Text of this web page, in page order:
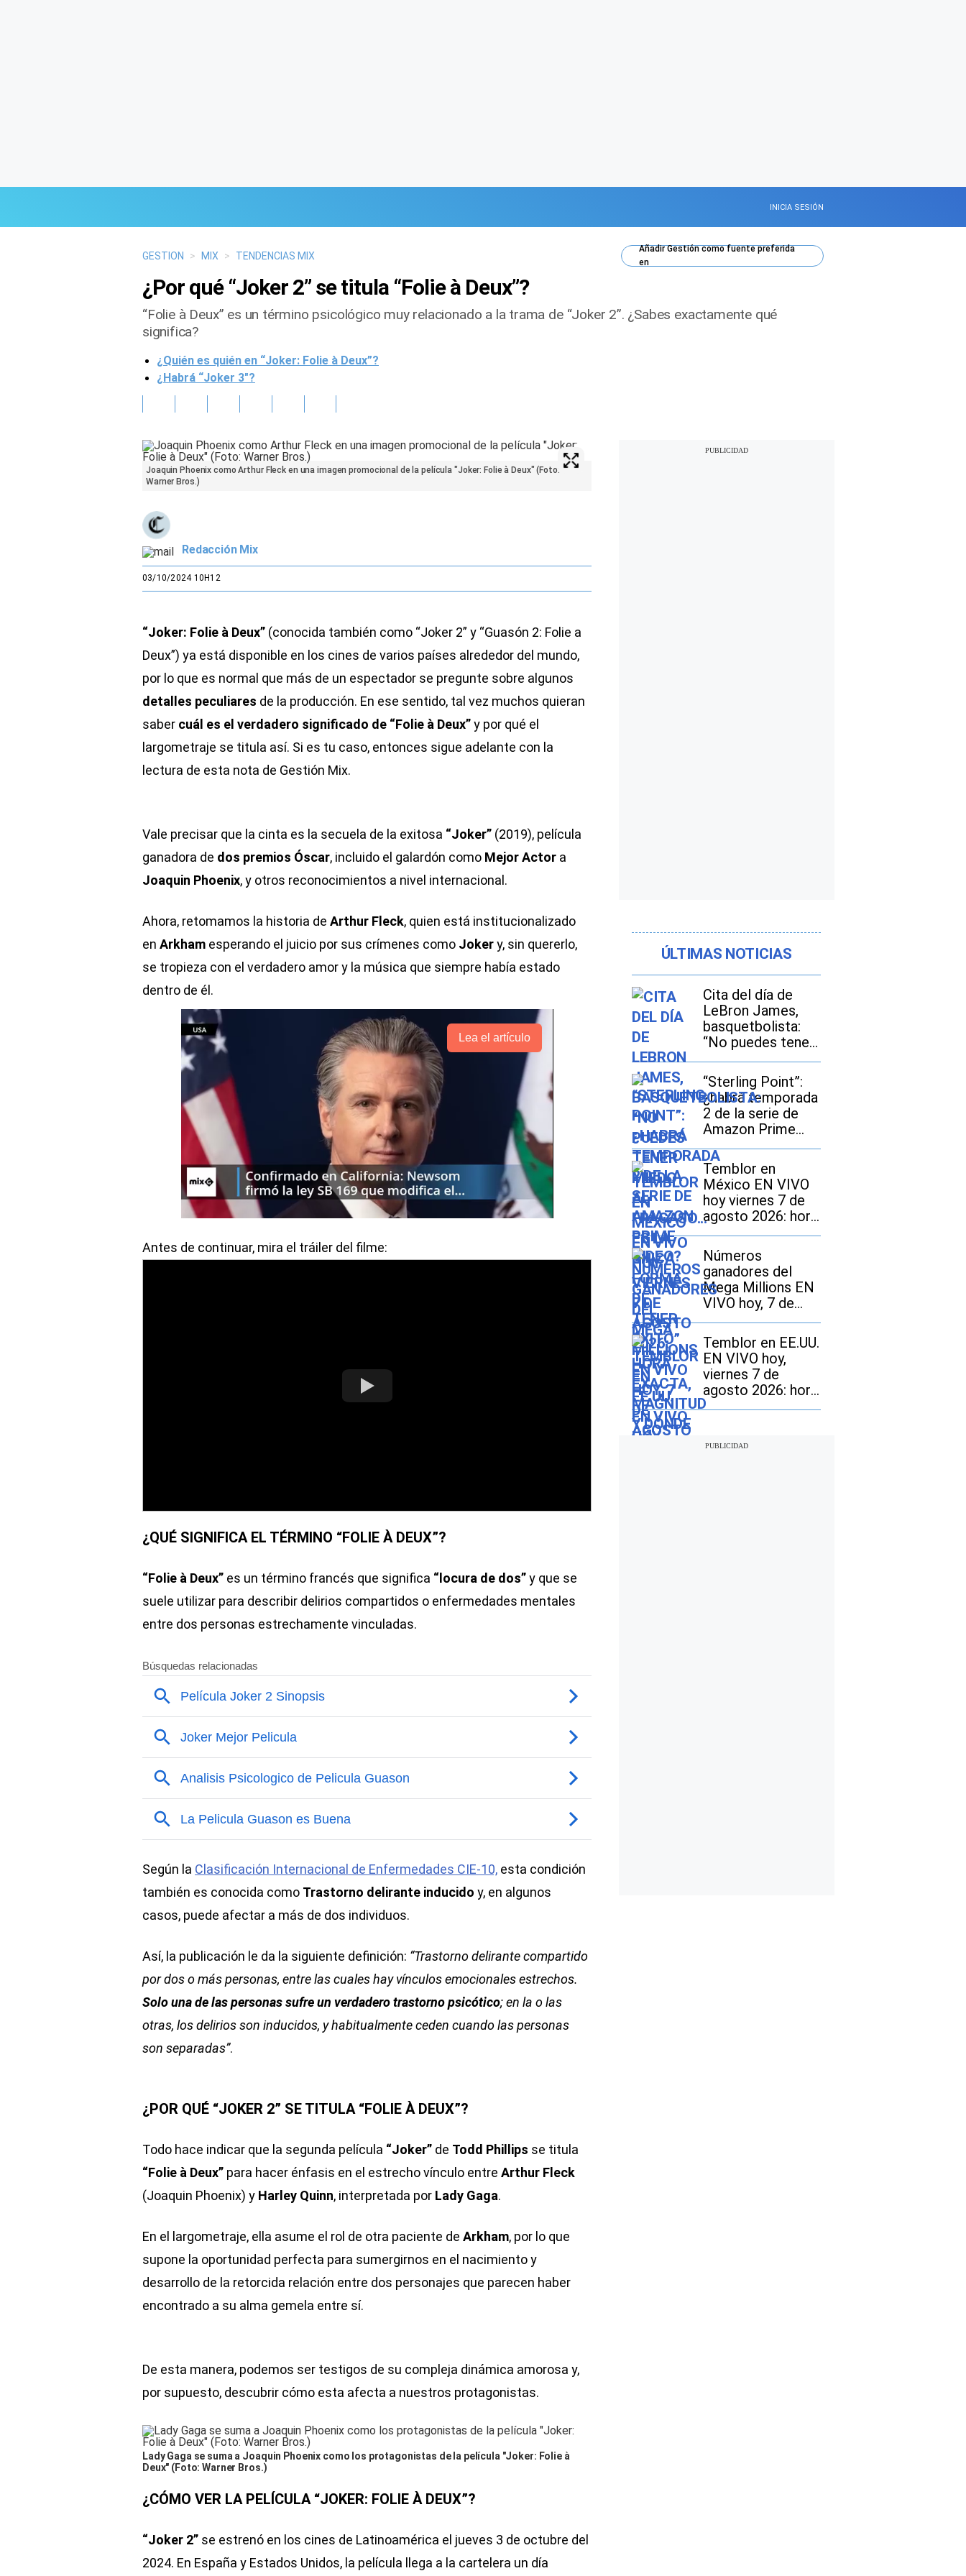
INICIA SESIÓN
GESTION > MIX > TENDENCIAS MIX
AñadirGestióncomo fuente preferida
en
¿Por qué “Joker 2” se titula “Folie à Deux”?
“Folie à Deux” es un término psicológico muy relacionado a la trama de “Joker 2”. ¿Sabes exactamente qué
significa?
¿Quién es quién en “Joker: Folie à Deux”?
¿Habrá “Joker 3″?
Joaquin Phoenix como Arthur Fleck en una imagen promocional de la película "Joker: Folie à Deux" (Foto:
Warner Bros.)
Redacción Mix
03/10/2024 10H12
“Joker: Folie à Deux” (conocida también como “Joker 2” y “Guasón 2: Folie a
Deux”) ya está disponible en los cines de varios países alrededor del mundo,
por lo que es normal que más de un espectador se pregunte sobre algunos
detalles peculiares de la producción. En ese sentido, tal vez muchos quieran
saber cuál es el verdadero significado de “Folie à Deux”y por qué el
largometraje se titula así. Si es tu caso, entonces sigue adelante con la
lectura de esta nota de Gestión Mix.
Vale precisar que la cinta es la secuela de la exitosa “Joker” (2019), película
ganadora de dos premios Óscar, incluido el galardón como Mejor Actor a
Joaquin Phoenix, y otros reconocimientos a nivel internacional.
Ahora, retomamos la historia de Arthur Fleck, quien está institucionalizado
en Arkham esperando el juicio por sus crímenes como Jokery, sin quererlo,
se tropieza con el verdadero amor y la música que siempre había estado
dentro de él.
Lea el artículo
Antes de continuar, mira el tráiler del filme:
¿QUÉ SIGNIFICA EL TÉRMINO “FOLIE À DEUX”?
“Folie à Deux” es un término francés que significa “locura de dos”y que se
suele utilizar para describir delirios compartidos o enfermedades mentales
entre dos personas estrechamente vinculadas.
Según la Clasificación Internacional de Enfermedades CIE-10, esta condición
también es conocida como Trastorno delirante inducido y, en algunos
casos, puede afectar a más de dos individuos.
Así, la publicación le da la siguiente definición: “Trastorno delirante compartido
por dos o más personas, entre las cuales hay vínculos emocionales estrechos.
Solo una de las personas sufre un verdadero trastorno psicótico; en la o las
otras, los delirios son inducidos, y habitualmente ceden cuando las personas
son separadas”.
¿POR QUÉ “JOKER 2” SE TITULA “FOLIE À DEUX”?
Todo hace indicar que la segunda película “Joker” de Todd Phillips se titula
“Folie à Deux” para hacer énfasis en el estrecho vínculo entre Arthur Fleck
(Joaquin Phoenix) y Harley Quinn, interpretada por Lady Gaga.
En el largometraje, ella asume el rol de otra paciente de Arkham, por lo que
supone la oportunidad perfecta para sumergirnos en el nacimiento y
desarrollo de la retorcida relación entre dos personajes que parecen haber
encontrado a su alma gemela entre sí.
De esta manera, podemos ser testigos de su compleja dinámica amorosa y,
por supuesto, descubrir cómo esta afecta a nuestros protagonistas.
Lady Gaga se suma a Joaquin Phoenix como los protagonistas de la película "Joker: Folie à
Deux" (Foto: Warner Bros.)
¿CÓMO VER LA PELÍCULA “JOKER: FOLIE À DEUX”?
“Joker 2” se estrenó en los cines de Latinoamérica el jueves 3 de octubre del
2024. En España y Estados Unidos, la película llega a la cartelera un día
ÚLTIMAS NOTICIAS
Cita del día de
LeBron James,
basquetbolista:
“No puedes tener
miedo al fracaso...
Es la única forma
de tener éxito”
“Sterling Point”:
¿habrá temporada
2 de la serie de
Amazon Prime
Video?
Temblor en
México EN VIVO
hoy viernes 7 de
agosto 2026: hora
exacta, magnitud y
dónde fue el
epicentro del
último
Números
ganadores del
Mega Millions EN
VIVO hoy, 7 de
agosto 2026: mira
los resultados del
sorteo con
jackpot de $70
millones en EE.UU.
Temblor en EE.UU.
EN VIVO hoy,
viernes 7 de
agosto 2026: hora
exacta, magnitud y
último sismo